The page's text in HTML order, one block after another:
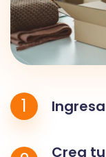
1
Crea